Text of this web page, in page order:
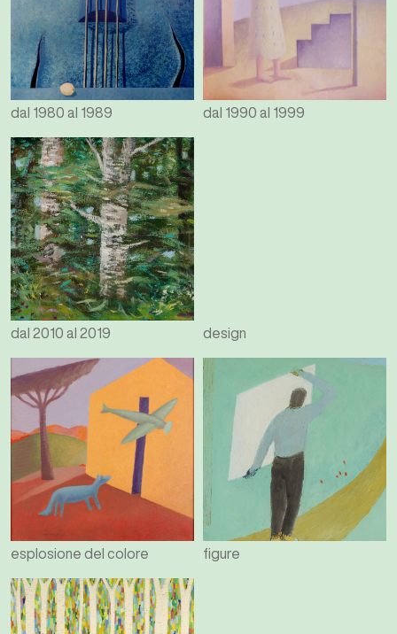
dal 1980 al 1989 dal 1990 al 1999
dal 2010 al 2019 design
esplosione del colore figure